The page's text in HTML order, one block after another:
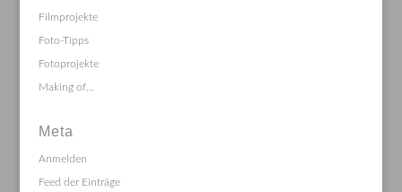
Filmprojekte
Foto-Tipps
Fotoprojekte
Making of…
Meta
Anmelden
Feed der Einträge